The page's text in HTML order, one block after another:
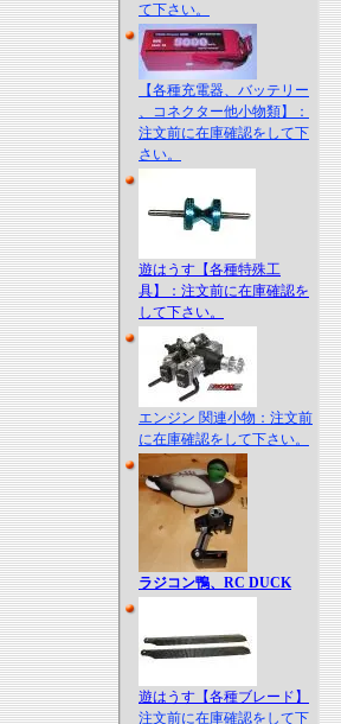
て下さい。
【各種充電器、バッテリー
、コネクター他小物類】：
注文前に在庫確認をして下
さい。
遊はうす【各種特殊工
具】：注文前に在庫確認を
して下さい。
エンジン 関連小物：注文前
に在庫確認をして下さい。
ラジコン鴨、RC DUCK
遊はうす【各種ブレード】
注文前に在庫確認をして下